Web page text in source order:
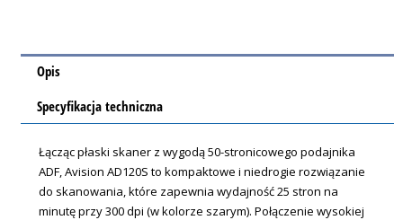
Opis
Specyfikacja techniczna
Łącząc płaski skaner z wygodą 50-stronicowego podajnika
ADF, Avision AD120S to kompaktowe i niedrogie rozwiązanie
do skanowania, które zapewnia wydajność 25 stron na
minutę przy 300 dpi (w kolorze szarym). Połączenie wysokiej